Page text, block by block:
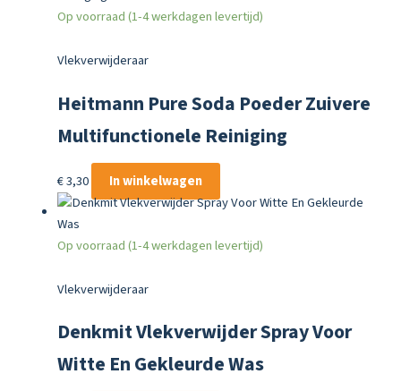
Op voorraad (1-4 werkdagen levertijd)
Vlekverwijderaar
Heitmann Pure Soda Poeder Zuivere
Multifunctionele Reiniging
€3,30 In winkelwagen
Op voorraad (1-4 werkdagen levertijd)
Vlekverwijderaar
Denkmit Vlekverwijder Spray Voor
Witte En Gekleurde Was